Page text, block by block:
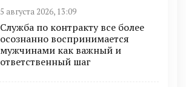
5 августа 2026, 13:09
Служба по контракту все более
осознанно воспринимается
мужчинами как важный и
ответственный шаг